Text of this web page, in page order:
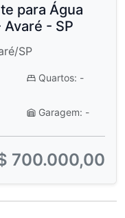
para Água
- SP
SP
Quartos: -
Garagem: -
700.000,00